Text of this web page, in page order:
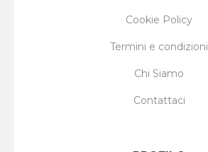
Cookie Policy
Termini e condizioni
Chi Siamo
Contattaci